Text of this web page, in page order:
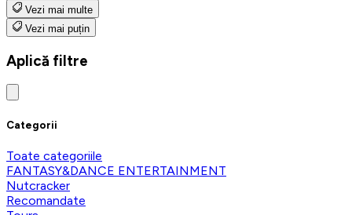
Vezi mai multe
Vezi mai puțin
Aplică filtre
Categorii
Toate categoriile
FANTASY&DANCE ENTERTAINMENT
Nutcracker
Recomandate